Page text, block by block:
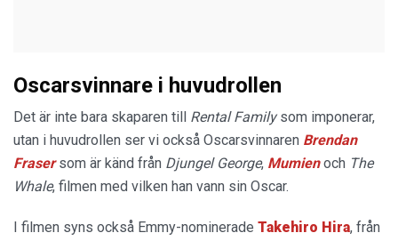
Oscarsvinnare i huvudrollen
Det är inte bara skaparen till Rental Familysom imponerar,
utan i huvudrollen ser vi också Oscarsvinnaren Brendan
Frasersom är känd från Djungel George, Mumienoch The
Whale, filmen med vilken han vann sin Oscar.
I filmen syns också Emmy-nominerade Takehiro Hira, från